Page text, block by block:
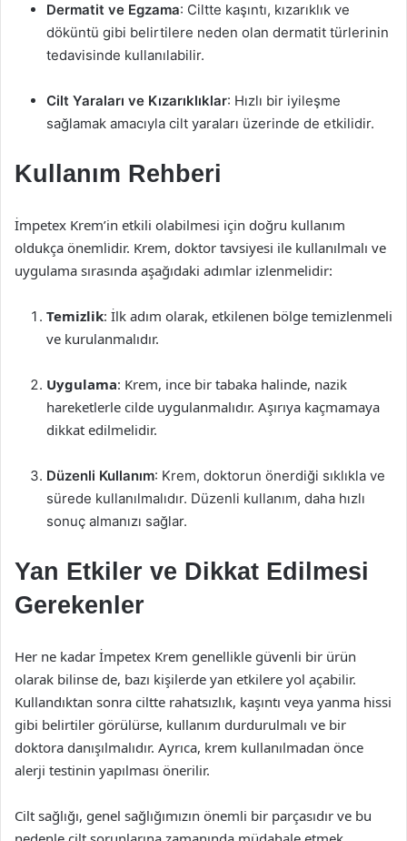
Dermatit ve Egzama: Ciltte kaşıntı, kızarıklık ve
döküntü gibi belirtilere neden olan dermatit türlerinin
tedavisinde kullanılabilir.
Cilt Yaraları ve Kızarıklıklar: Hızlı bir iyileşme
sağlamak amacıyla cilt yaraları üzerinde de etkilidir.
Kullanım Rehberi
İmpetex Krem’in etkili olabilmesi için doğru kullanım
oldukça önemlidir. Krem, doktor tavsiyesi ile kullanılmalı ve
uygulama sırasında aşağıdaki adımlar izlenmelidir:
Temizlik: İlk adım olarak, etkilenen bölge temizlenmeli
ve kurulanmalıdır.
Uygulama: Krem, ince bir tabaka halinde, nazik
hareketlerle cilde uygulanmalıdır. Aşırıya kaçmamaya
dikkat edilmelidir.
Düzenli Kullanım: Krem, doktorun önerdiği sıklıkla ve
sürede kullanılmalıdır. Düzenli kullanım, daha hızlı
sonuç almanızı sağlar.
Yan Etkiler ve Dikkat Edilmesi
Gerekenler
Her ne kadar İmpetex Krem genellikle güvenli bir ürün
olarak bilinse de, bazı kişilerde yan etkilere yol açabilir.
Kullandıktan sonra ciltte rahatsızlık, kaşıntı veya yanma hissi
gibi belirtiler görülürse, kullanım durdurulmalı ve bir
doktora danışılmalıdır. Ayrıca, krem kullanılmadan önce
alerji testinin yapılması önerilir.
Cilt sağlığı, genel sağlığımızın önemli bir parçasıdır ve bu